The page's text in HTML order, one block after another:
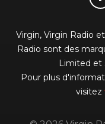
Virgin, Virgin Radio
Radio sont des
Limited et
Pour plus
visitez